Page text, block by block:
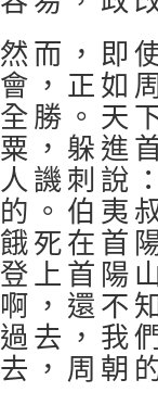
然而，即
會，正如
全勝。天
粟，躲進
人譏刺說
的。伯夷
餓死在首
登上首陽
啊，還不
過去，我
去，周朝